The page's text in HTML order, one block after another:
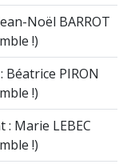
Noël BARROT
!)
PIRON
!)
Marie LEBEC
!)